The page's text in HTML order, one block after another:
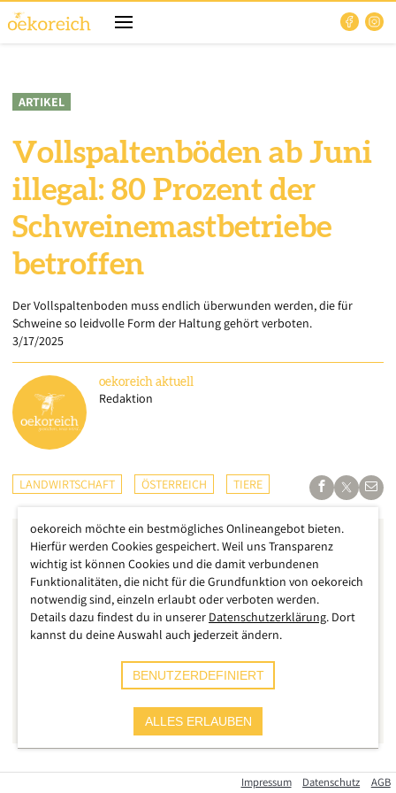
ARTIKEL
Vollspaltenböden ab Juni
illegal: 80 Prozent der
Schweinemastbetriebe
betroffen
Der Vollspaltenboden muss endlich überwunden werden, die für
Schweine so leidvolle Form der Haltung gehört verboten.
3/17/2025
oekoreich aktuell
Redaktion
LANDWIRTSCHAFT ÖSTERREICH TIERE
Der Vollspaltenboden muss endlich überwunden werden, die
Impressum Datenschutz AGB
oekoreich möchte ein bestmögliches Onlineangebot bieten.
Hierfür werden Cookies gespeichert. Weil uns Transparenz
wichtig ist können Cookies und die damit verbundenen
Funktionalitäten, die nicht für die Grundfunktion von oekoreich
notwendig sind, einzeln erlaubt oder verboten werden.
Details dazu findest du in unserer Datenschutzerklärung. Dort
kannst du deine Auswahl auch jederzeit ändern.
BENUTZERDEFINIERT
ALLES ERLAUBEN